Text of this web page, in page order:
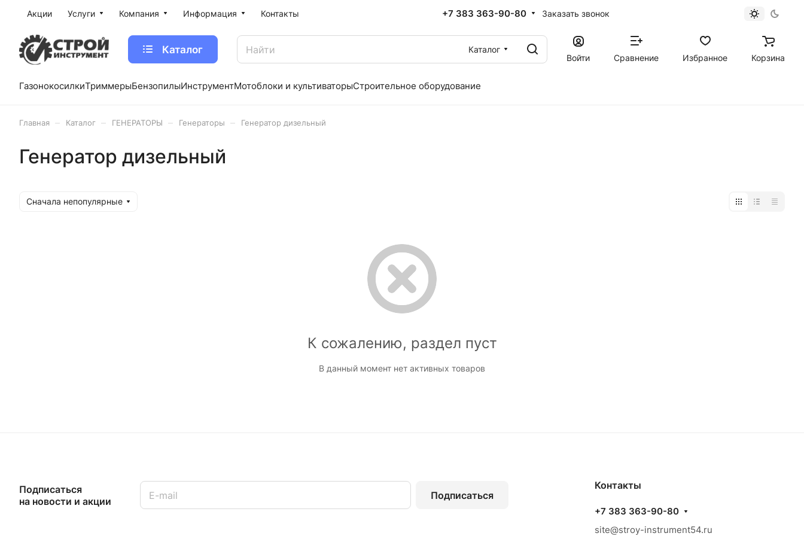
Акции Услуги Компания Информация Контакты +7 383 363-90-80 Заказать звонок
Каталог
Каталог
Войти
Сравнение Избранное Корзина
ГазонокосилкиТриммерыБензопилыИнструментМотоблоки и культиваторыСтроительное оборудование
Главная Каталог ГЕНЕРАТОРЫ Генераторы Генератор дизельный
Генератор дизельный
Сначала непопулярные
К сожалению, раздел пуст
В данный момент нет активных товаров
Подписаться
на новости и акции
Подписаться
Контакты
+7 383 363-90-80
site@stroy-instrument54.ru